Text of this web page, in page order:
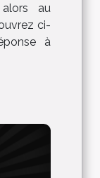
au
ci-
à